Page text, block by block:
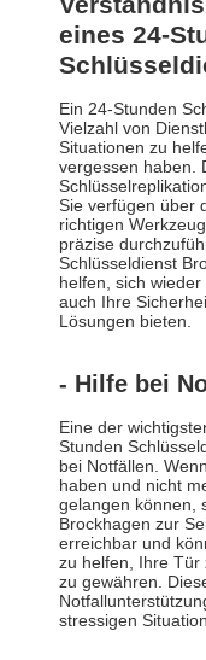
eines 24-
Ein 24-Stunden
Vielzahl von
Situationen zu
vergessen haben.
Sie verfügen über
richtigen
präzise
Schlüsseldienst
helfen, sich
auch Ihre
Lösungen bieten.
- Hilfe bei
Eine der
Stunden
bei Notfällen.
haben und nicht
gelangen können,
Brockhagen zur
erreichbar und
zu helfen, Ihre Tür
zu gewähren.
stressigen